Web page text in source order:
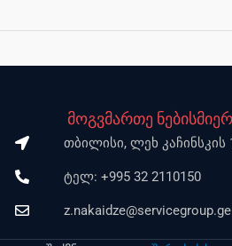
მოგვმართე
თბილისი, ლეხ კაჩინსკის
ტელ: +995 32 2110150
z.nakaidze@servicegroup.ge